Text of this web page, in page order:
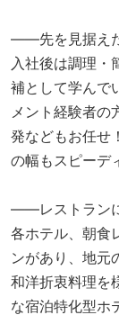
――先を見据え
入社後は調理・
補として学んで
メント経験者の
発などもお任せ
の幅もスピーデ
――レストラン
各ホテル、朝食
ンがあり、地元
和洋折衷料理を
な宿泊特化型ホ